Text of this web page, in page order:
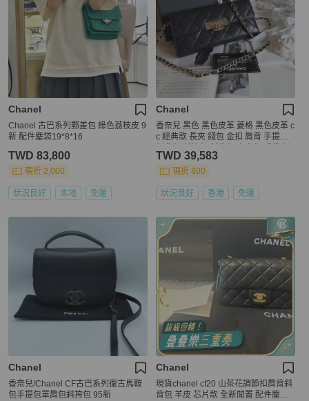
Chanel
Chanel 古巴系列郵差包 綠色荔枝皮 9
新 配件塵袋19*8*16
TWD 83,800
現折 2,000
狀況良好 本地 免運
Chanel
香奈兒 黑色 黑色皮革 菱格 黑色皮革 c
c 經典款 長夾 錢包 金扣 肩背 手提包
斜包 孭背包 長夾 單肩包 包包 鏈條錢
包 chanel black long wallet on chain
TWD 39,583
現折 800
狀況良好 香港 免運
Chanel
香奈兒/Chanel CF古巴系列復古馬鞍
包手提包單肩包斜挎包 95新
Chanel
現貨chanel cf20 山茶花調節扣肩背斜
背包 羊皮 芯片款 全新閒置 配件塵袋